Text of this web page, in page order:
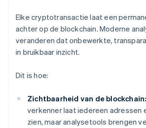
Elke cryptotransactie laat een
achter op de blockchain. Moderne
veranderen dat onbewerkte,
in bruikbaar inzicht.
Dit is hoe:
Zichtbaarheid van de blockchain:
verkenner laat iedereen adressen
zien, maar analysetools brengen